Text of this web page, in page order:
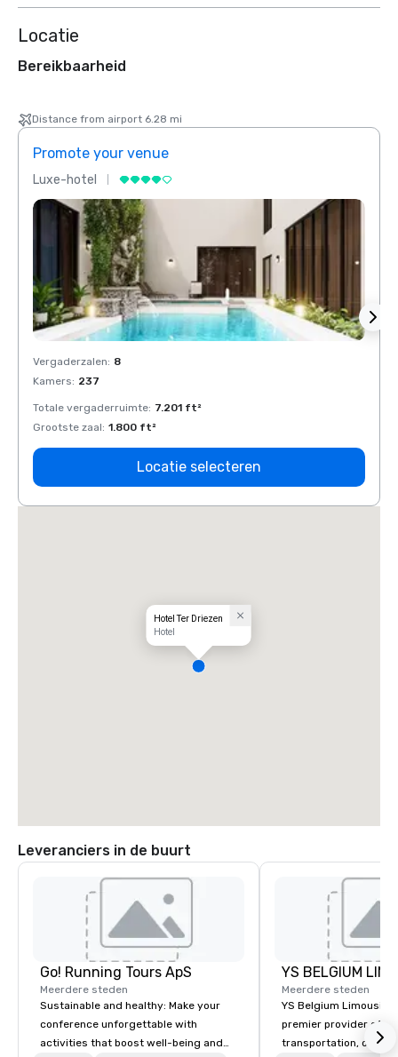
Locatie
Bereikbaarheid
Distance from airport 6.28 mi
Promote your venue
Luxe-hotel
Vergaderzalen: 8
Kamers: 237
Totale vergaderruimte: 7.201 ft²
Grootste zaal: 1.800 ft²
Locatie selecteren
Hotel Ter Driezen
Hotel
Leveranciers in de buurt
Go! Running Tours ApS
Meerdere steden
Sustainable and healthy: Make your
conference unforgettable with
activities that boost well-being and
Meerdere steden
YS Belgium
premier provider of
transportation,